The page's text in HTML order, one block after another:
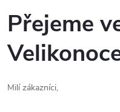
Přejeme
Milí zákazníci,